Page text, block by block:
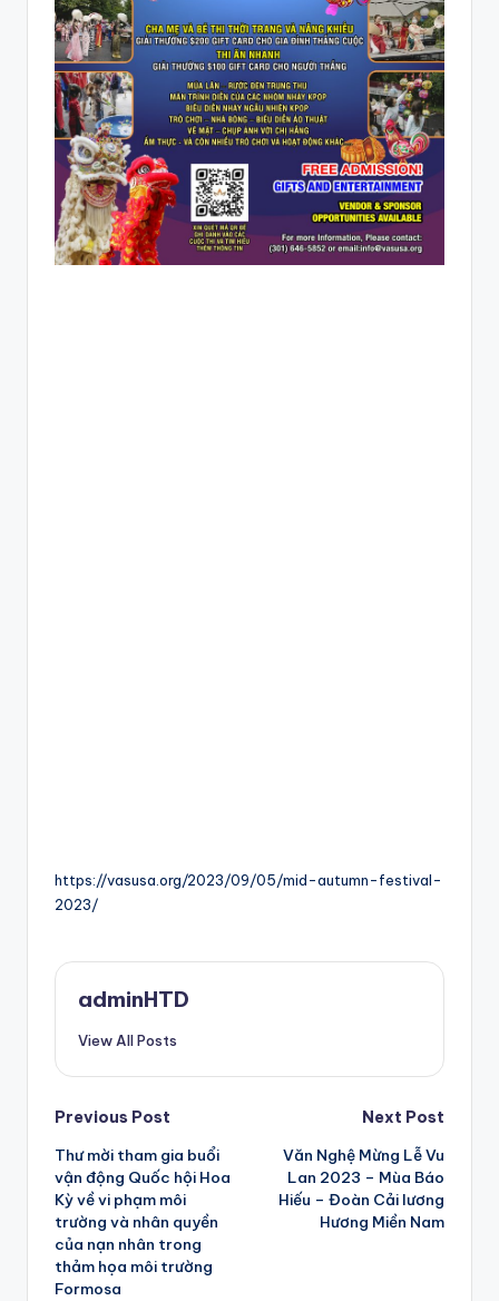
https://vasusa.org/2023/09/05/mid-autumn-festival-
2023/
adminHTD
View All Posts
Post
navigation
Previous Post
Thư mời tham gia buổi
vận động Quốc hội Hoa
Kỳ về vi phạm môi
trường và nhân quyền
của nạn nhân trong
thảm họa môi trường
Formosa
Next Post
Văn Nghệ Mừng Lễ Vu
Lan 2023 – Mùa Báo
Hiếu – Đoàn Cải lương
Hương Miền Nam